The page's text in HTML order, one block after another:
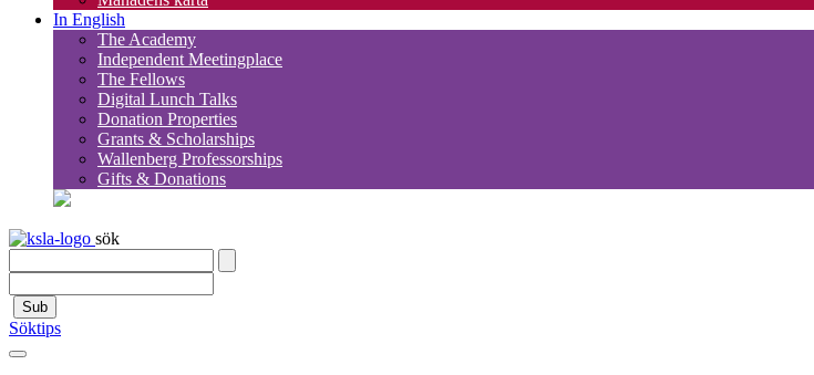
In English
The Academy
Independent Meetingplace
The Fellows
Digital Lunch Talks
Donation Properties
Grants & Scholarships
Wallenberg Professorships
Gifts & Donations
sök
Sub
Söktips